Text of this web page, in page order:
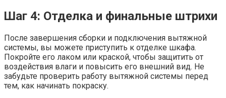
Шаг 4: Отделка и финальные штрихи
После завершения сборки и подключения вытяжной
системы, вы можете приступить к отделке шкафа.
Покройте его лаком или краской, чтобы защитить от
воздействия влаги и повысить его внешний вид. Не
забудьте проверить работу вытяжной системы перед
тем, как начинать покраску.